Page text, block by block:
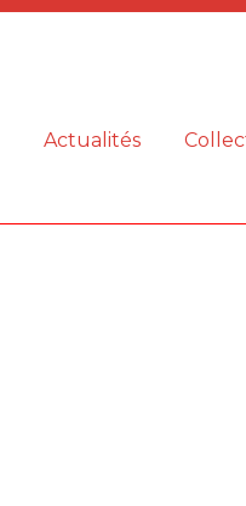
Actualités